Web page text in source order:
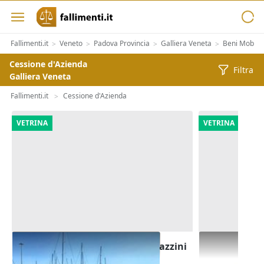
Fallimenti.it > Veneto > Padova Provincia > Galliera Veneta > Beni Mobili
Cessione d'Azienda
Galliera Veneta
Filtra
Fallimenti.it > Cessione d'Azienda
VETRINA
Complesso aziendale con magazzini
pesca
VETRINA
Cessione di